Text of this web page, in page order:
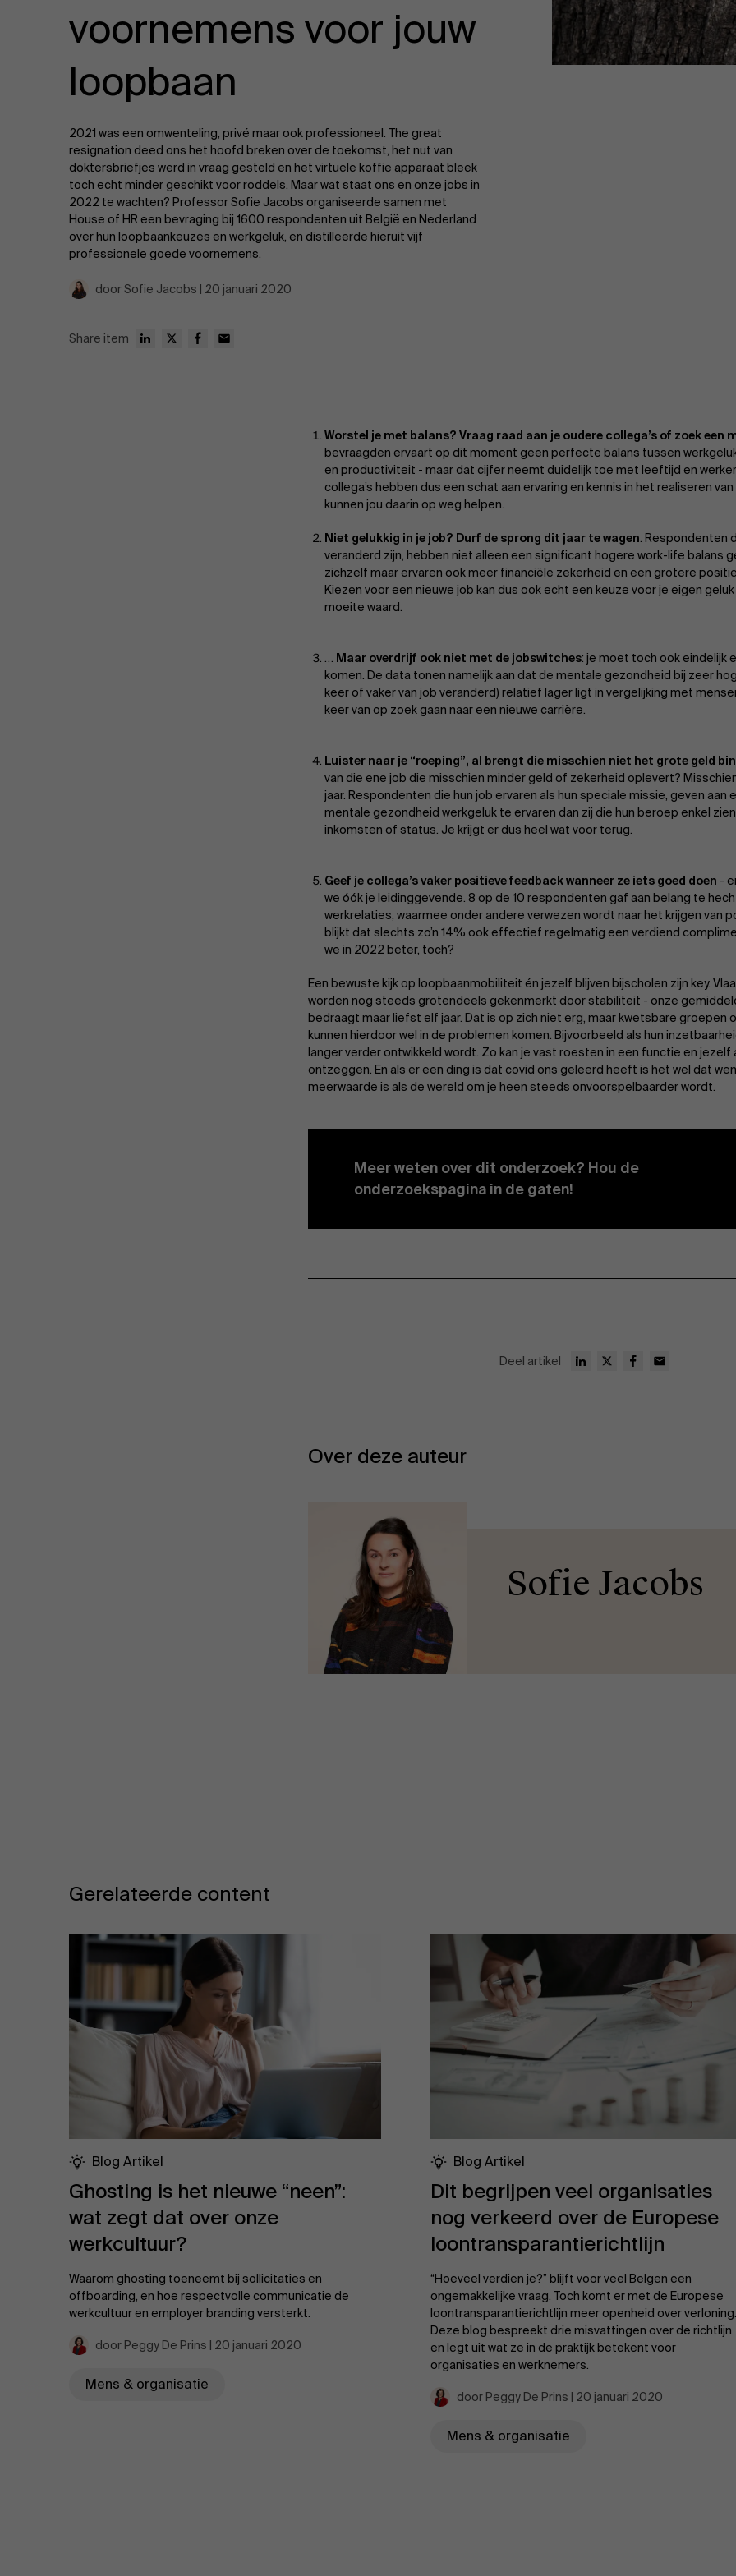
Vastgoed
Strategie & Innovatie
Supply Chain
Sustainable Transformation
Ontdek meer
voornemens voor jouw
loopbaan
2021 was een omwenteling, privé maar ook professioneel. The great
resignation deed ons het hoofd breken over de toekomst, het nut van
doktersbriefjes werd in vraag gesteld en het virtuele koffie apparaat bleek
toch echt minder geschikt voor roddels. Maar wat staat ons en onze jobs in
2022 te wachten? Professor Sofie Jacobs organiseerde samen met
House of HR een bevraging bij 1600 respondenten uit België en Nederland
over hun loopbaankeuzes en werkgeluk, en distilleerde hieruit vijf
professionele goede voornemens.
door Sofie Jacobs | 20 januari 2020
Share item
Worstel je met balans? Vraag raad aan je oudere collega’s of zoek een
bevraagden ervaart op dit moment geen perfecte balans tussen
en productiviteit - maar dat cijfer neemt duidelijk toe met leeftijd en
collega’s hebben dus een schat aan ervaring en kennis in het realiseren
kunnen jou daarin op weg helpen.
Niet gelukkig in je job? Durf de sprong dit jaar te wagen. Respondenten
veranderd zijn, hebben niet alleen een significant hogere work-life balans
zichzelf maar ervaren ook meer financiële zekerheid en een grotere
Kiezen voor een nieuwe job kan dus ook echt een keuze voor je eigen
moeite waard.
… Maar overdrijf ook niet met de jobswitches: je moet toch ook eindelijk
komen. De data tonen namelijk aan dat de mentale gezondheid bij zeer
keer of vaker van job veranderd) relatief lager ligt in vergelijking met
keer van op zoek gaan naar een nieuwe carrière.
Luister naar je “roeping”, al brengt die misschien niet het grote geld
van die ene job die misschien minder geld of zekerheid oplevert?
jaar. Respondenten die hun job ervaren als hun speciale missie, geven aan
mentale gezondheid werkgeluk te ervaren dan zij die hun beroep enkel
inkomsten of status. Je krijgt er dus heel wat voor terug.
Geef je collega’s vaker positieve feedback wanneer ze iets goed doen -
we óók je leidinggevende. 8 op de 10 respondenten gaf aan belang te
werkrelaties, waarmee onder andere verwezen wordt naar het krijgen van
blijkt dat slechts zo’n 14% ook effectief regelmatig een verdiend
we in 2022 beter, toch?
Een bewuste kijk op loopbaanmobiliteit én jezelf blijven bijscholen zijn key.
worden nog steeds grotendeels gekenmerkt door stabiliteit - onze
bedraagt maar liefst elf jaar. Dat is op zich niet erg, maar kwetsbare groepen
kunnen hierdoor wel in de problemen komen. Bijvoorbeeld als hun
langer verder ontwikkeld wordt. Zo kan je vast roesten in een functie en
ontzeggen. En als er een ding is dat covid ons geleerd heeft is het wel dat
meerwaarde is als de wereld om je heen steeds onvoorspelbaarder wordt.
Meer weten over dit onderzoek? Hou de
onderzoekspagina in de gaten!
Deel artikel
Over deze auteur
Sofie Jacobs
Gerelateerde content
Blog Artikel
Ghosting is het nieuwe “neen”:
wat zegt dat over onze
werkcultuur?
Waarom ghosting toeneemt bij sollicitaties en
offboarding, en hoe respectvolle communicatie de
werkcultuur en employer branding versterkt.
door Peggy De Prins | 20 januari 2020
Mens & organisatie
Blog Artikel
Dit begrijpen veel organisaties
nog verkeerd over de Europese
loontransparantierichtlijn
“Hoeveel verdien je?” blijft voor veel Belgen een
ongemakkelijke vraag. Toch komt er met de Europese
loontransparantierichtlijn meer openheid over verloning.
Deze blog bespreekt drie misvattingen over de richtlijn
en legt uit wat ze in de praktijk betekent voor
organisaties en werknemers.
door Peggy De Prins | 20 januari 2020
Mens & organisatie